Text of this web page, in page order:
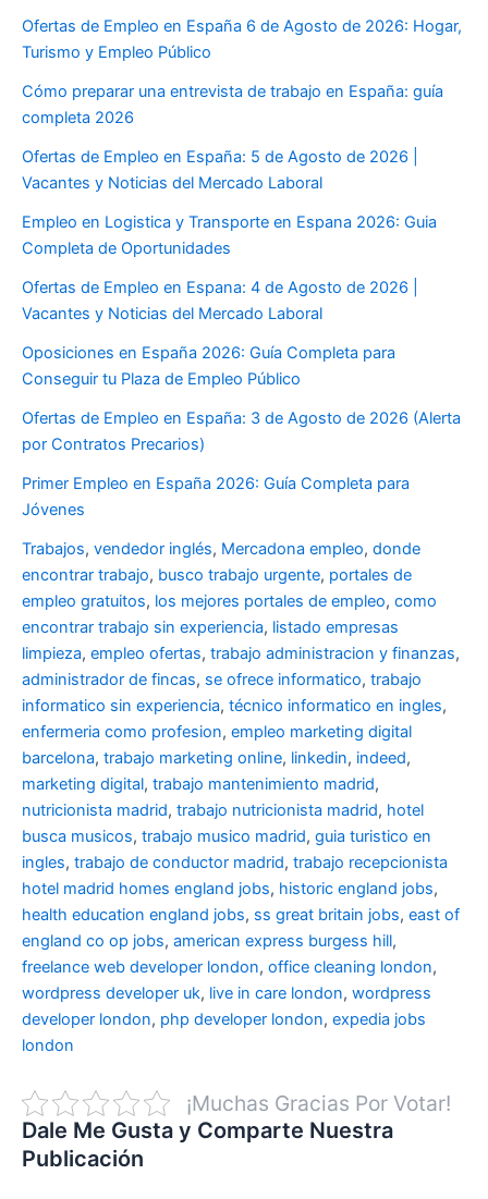
Ofertas de Empleo en España 6 de Agosto de 2026: Hogar,
Turismo y Empleo Público
Cómo preparar una entrevista de trabajo en España: guía
completa 2026
Ofertas de Empleo en España: 5 de Agosto de 2026 |
Vacantes y Noticias del Mercado Laboral
Empleo en Logistica y Transporte en Espana 2026: Guia
Completa de Oportunidades
Ofertas de Empleo en Espana: 4 de Agosto de 2026 |
Vacantes y Noticias del Mercado Laboral
Oposiciones en España 2026: Guía Completa para
Conseguir tu Plaza de Empleo Público
Ofertas de Empleo en España: 3 de Agosto de 2026 (Alerta
por Contratos Precarios)
Primer Empleo en España 2026: Guía Completa para
Jóvenes
Trabajos, vendedor inglés, Mercadona empleo, donde
encontrar trabajo, busco trabajo urgente, portales de
empleo gratuitos, los mejores portales de empleo, como
encontrar trabajo sin experiencia, listado empresas
limpieza, empleo ofertas, trabajo administracion y finanzas,
administrador de fincas, se ofrece informatico, trabajo
informatico sin experiencia, técnico informatico en ingles,
enfermeria como profesion, empleo marketing digital
barcelona, trabajo marketing online, linkedin, indeed,
marketing digital, trabajo mantenimiento madrid,
nutricionista madrid, trabajo nutricionista madrid, hotel
busca musicos, trabajo musico madrid, guia turistico en
ingles, trabajo de conductor madrid, trabajo recepcionista
hotel madrid homes england jobs, historic england jobs,
health education england jobs, ss great britain jobs, east of
england co op jobs, american express burgess hill,
freelance web developer london, office cleaning london,
wordpress developer uk, live in care london, wordpress
developer london, php developer london, expedia jobs
london
¡Muchas Gracias Por Votar!
Dale Me Gusta y Comparte Nuestra
Publicación